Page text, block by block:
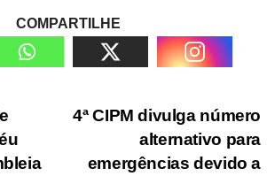
COMPARTILHE
de Post
4ª CIPM divulga número
alternativo para
emergências devido a